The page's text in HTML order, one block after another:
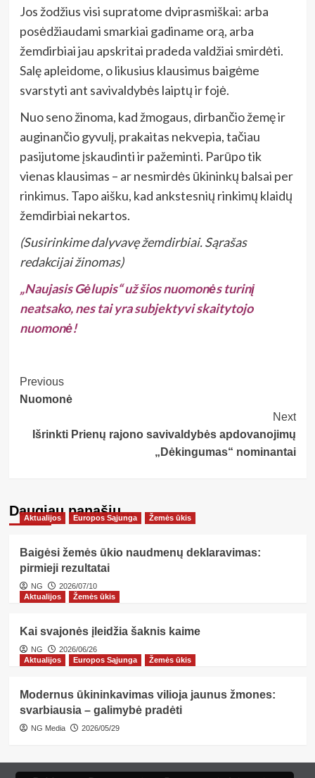
Jos žodžius visi supratome dviprasmiškai: arba
posėdžiaudami smarkiai gadiname orą, arba
žemdirbiai jau apskritai pradeda valdžiai smirdėti.
Salę apleidome, o likusius klausimus baigėme
svarstyti ant savivaldybės laiptų ir fojė.
Nuo seno žinoma, kad žmogaus, dirbančio žemę ir
auginančio gyvulį, prakaitas nekvepia, tačiau
pasijutome įskaudinti ir pažeminti. Parūpo tik
vienas klausimas – ar nesmirdės ūkininkų balsai per
rinkimus. Tapo aišku, kad ankstesnių rinkimų klaidų
žemdirbiai nekartos.
(Susirinkime dalyvavę žemdirbiai. Sąrašas
redakcijai žinomas)
„Naujasis Gėlupis“ už šios nuomonės turinį
neatsako, nes tai yra subjektyvi skaitytojo
nuomonė!
Post
Navigation
Previous
Nuomonė
Next
Išrinkti Prienų rajono savivaldybės apdovanojimų
„Dėkingumas“ nominantai
Daugiau panašių…
Aktualijos Europos Sąjunga Žemės ūkis
Baigėsi žemės ūkio naudmenų deklaravimas:
pirmieji rezultatai
NG
2026/07/10
Aktualijos
Žemės ūkis
Kai svajonės įleidžia šaknis kaime
NG
2026/06/26
Aktualijos
Europos Sąjunga Žemės ūkis
Modernus ūkininkavimas vilioja jaunus žmones:
svarbiausia – galimybė pradėti
NG Media 2026/05/29